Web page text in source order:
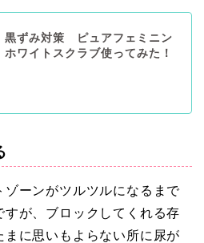
黒ずみ対策 ピュアフェミニン
ホワイトスクラブ使ってみた！
ゾーンがツルツルになるまで
が、ブロックしてくれる存
に思いもよらない所に尿が